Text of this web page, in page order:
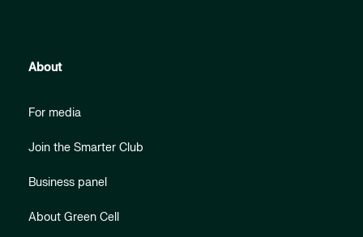
About
For media
Join the Smarter Club
Business panel
About Green Cell